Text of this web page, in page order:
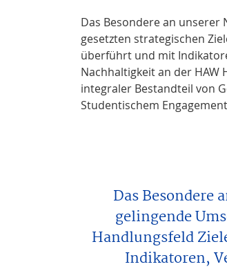
Das Besondere an unserer
gesetzten strategischen
überführt und mit
Nachhaltigkeit an der
integraler Bestandteil von
Studentischem
Das Besondere
gelingende
Handlungsfeld
Indikatoren,